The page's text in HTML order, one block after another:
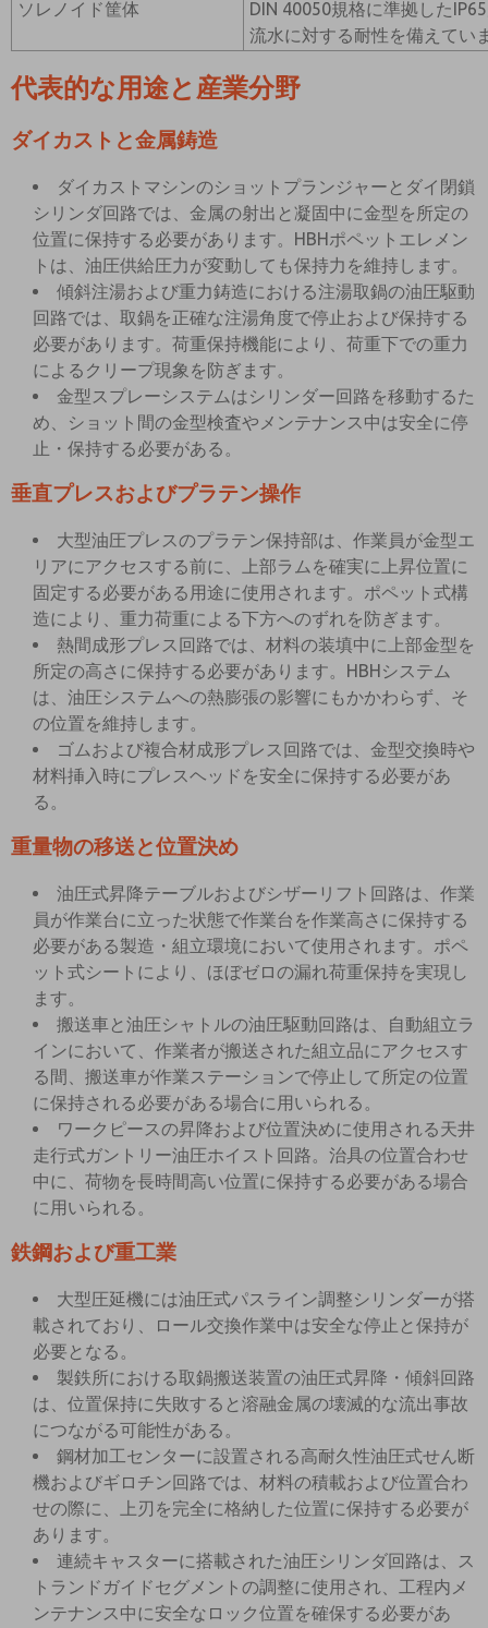
ソレノイド筐体
DIN 40050規格に準拠した
流水に対する耐性を備えてい
代表的な用途と産業分野
ダイカストと金属鋳造
ダイカストマシンのショットプランジャーとダイ閉鎖
シリンダ回路では、金属の射出と凝固中に金型を所定の
位置に保持する必要があります。HBHポペットエレメン
トは、油圧供給圧力が変動しても保持力を維持します。
傾斜注湯および重力鋳造における注湯取鍋の油圧駆動
回路では、取鍋を正確な注湯角度で停止および保持する
必要があります。荷重保持機能により、荷重下での重力
によるクリープ現象を防ぎます。
金型スプレーシステムはシリンダー回路を移動するた
め、ショット間の金型検査やメンテナンス中は安全に停
止・保持する必要がある。
垂直プレスおよびプラテン操作
大型油圧プレスのプラテン保持部は、作業員が金型エ
リアにアクセスする前に、上部ラムを確実に上昇位置に
固定する必要がある用途に使用されます。ポペット式構
造により、重力荷重による下方へのずれを防ぎます。
熱間成形プレス回路では、材料の装填中に上部金型を
所定の高さに保持する必要があります。HBHシステム
は、油圧システムへの熱膨張の影響にもかかわらず、そ
の位置を維持します。
ゴムおよび複合材成形プレス回路では、金型交換時や
材料挿入時にプレスヘッドを安全に保持する必要があ
る。
重量物の移送と位置決め
油圧式昇降テーブルおよびシザーリフト回路は、作業
員が作業台に立った状態で作業台を作業高さに保持する
必要がある製造・組立環境において使用されます。ポペ
ット式シートにより、ほぼゼロの漏れ荷重保持を実現し
ます。
搬送車と油圧シャトルの油圧駆動回路は、自動組立ラ
インにおいて、作業者が搬送された組立品にアクセスす
る間、搬送車が作業ステーションで停止して所定の位置
に保持される必要がある場合に用いられる。
ワークピースの昇降および位置決めに使用される天井
走行式ガントリー油圧ホイスト回路。治具の位置合わせ
中に、荷物を長時間高い位置に保持する必要がある場合
に用いられる。
鉄鋼および重工業
大型圧延機には油圧式パスライン調整シリンダーが搭
載されており、ロール交換作業中は安全な停止と保持が
必要となる。
製鉄所における取鍋搬送装置の油圧式昇降・傾斜回路
は、位置保持に失敗すると溶融金属の壊滅的な流出事故
につながる可能性がある。
鋼材加工センターに設置される高耐久性油圧式せん断
機およびギロチン回路では、材料の積載および位置合わ
せの際に、上刃を完全に格納した位置に保持する必要が
あります。
連続キャスターに搭載された油圧シリンダ回路は、ス
トランドガイドセグメントの調整に使用され、工程内メ
ンテナンス中に安全なロック位置を確保する必要があ